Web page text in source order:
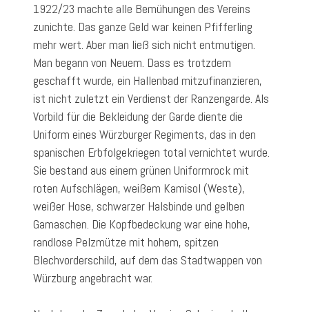
1922/23 machte alle Bemühungen des Vereins
zunichte. Das ganze Geld war keinen Pfifferling
mehr wert. Aber man ließ sich nicht entmutigen.
Man begann von Neuem. Dass es trotzdem
geschafft wurde, ein Hallenbad mitzufinanzieren,
ist nicht zuletzt ein Verdienst der Ranzengarde. Als
Vorbild für die Bekleidung der Garde diente die
Uniform eines Würzburger Regiments, das in den
spanischen Erbfolgekriegen total vernichtet wurde.
Sie bestand aus einem grünen Uniformrock mit
roten Aufschlägen, weißem Kamisol (Weste),
weißer Hose, schwarzer Halsbinde und gelben
Gamaschen. Die Kopfbedeckung war eine hohe,
randlose Pelzmütze mit hohem, spitzen
Blechvorderschild, auf dem das Stadtwappen von
Würzburg angebracht war.